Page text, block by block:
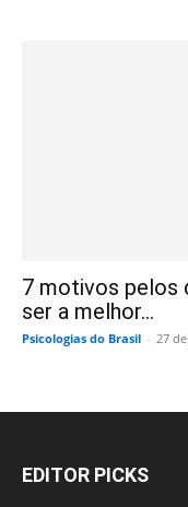
7 motivos pelos
ser a melhor...
Psicologias do Brasil - 27
EDITOR PICKS